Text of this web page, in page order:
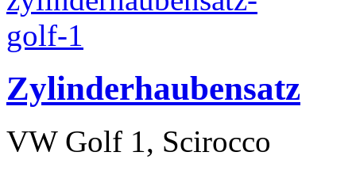
moderne Vespa
Zylinderhaubensatz
VW Golf 1, Scirocco